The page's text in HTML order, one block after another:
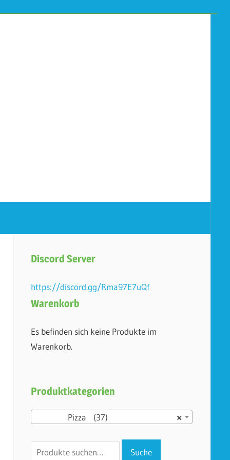
Discord Server
https://discord.gg/Rma97E7uQf
Warenkorb
Es befinden sich keine Produkte im
Warenkorb.
Produktkategorien
×
Pizza (37)
Suche